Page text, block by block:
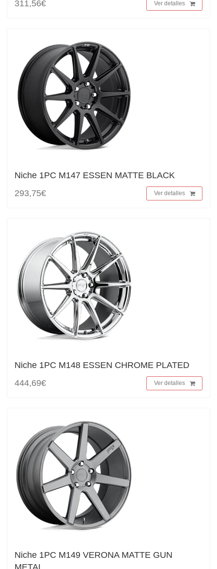
311,56€
Ver detalles
Niche 1PC M147 ESSEN MATTE BLACK
293,75€
Ver detalles
Niche 1PC M148 ESSEN CHROME PLATED
444,69€
Ver detalles
Niche 1PC M149 VERONA MATTE GUN
METAL